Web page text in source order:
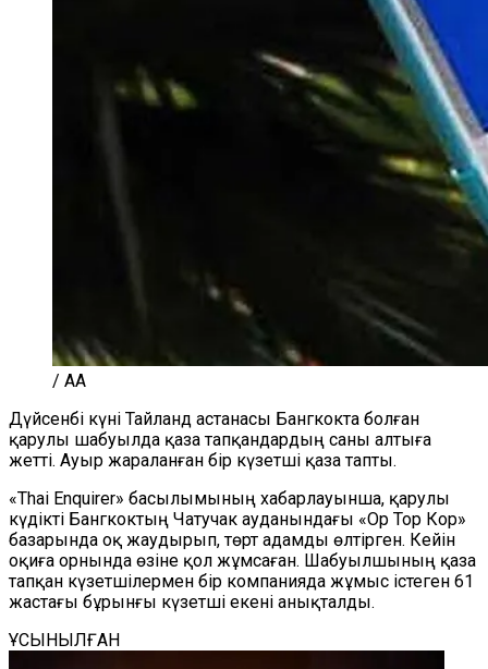
/ AA
Дүйсенбі күні Тайланд астанасы Бангкокта болған
қарулы шабуылда қаза тапқандардың саны алтыға
жетті. Ауыр жараланған бір күзетші қаза тапты.
«Thai Enquirer» басылымының хабарлауынша, қарулы
күдікті Бангкоктың Чатучак ауданындағы «Ор Тор Кор»
базарында оқ жаудырып, төрт адамды өлтірген. Кейін
оқиға орнында өзіне қол жұмсаған. Шабуылшының қаза
тапқан күзетшілермен бір компанияда жұмыс істеген 61
жастағы бұрынғы күзетші екені анықталды.
ҰСЫНЫЛҒАН